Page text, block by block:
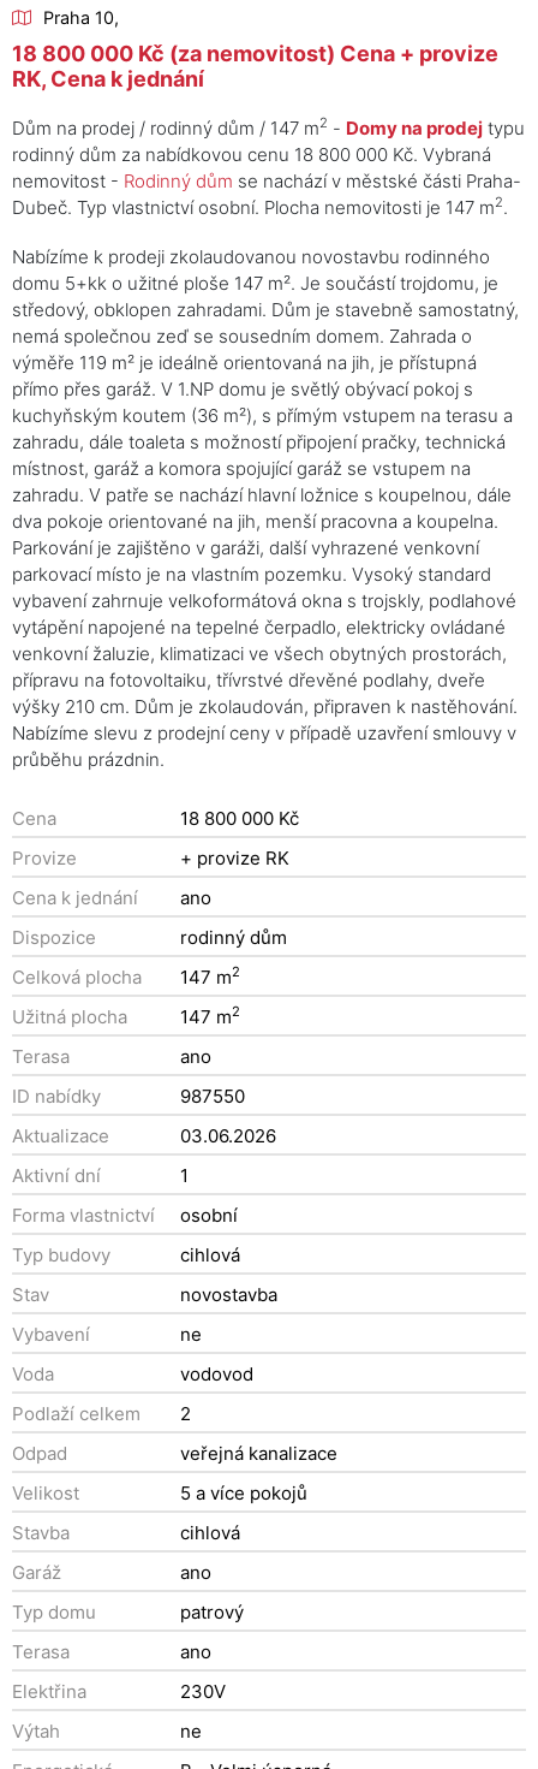
Praha 10,
18 800 000 Kč (za nemovitost) Cena + provize
RK, Cena k jednání
Dům na prodej / rodinný dům / 147 m2 - Domy na prodej typu
rodinný dům za nabídkovou cenu 18 800 000 Kč. Vybraná
nemovitost - Rodinný dům se nachází v městské části Praha-
Dubeč. Typ vlastnictví osobní. Plocha nemovitosti je 147 m2.
Nabízíme k prodeji zkolaudovanou novostavbu rodinného
domu 5+kk o užitné ploše 147 m². Je součástí trojdomu, je
středový, obklopen zahradami. Dům je stavebně samostatný,
nemá společnou zeď se sousedním domem. Zahrada o
výměře 119 m² je ideálně orientovaná na jih, je přístupná
přímo přes garáž. V 1.NP domu je světlý obývací pokoj s
kuchyňským koutem (36 m²), s přímým vstupem na terasu a
zahradu, dále toaleta s možností připojení pračky, technická
místnost, garáž a komora spojující garáž se vstupem na
zahradu. V patře se nachází hlavní ložnice s koupelnou, dále
dva pokoje orientované na jih, menší pracovna a koupelna.
Parkování je zajištěno v garáži, další vyhrazené venkovní
parkovací místo je na vlastním pozemku. Vysoký standard
vybavení zahrnuje velkoformátová okna s trojskly, podlahové
vytápění napojené na tepelné čerpadlo, elektricky ovládané
venkovní žaluzie, klimatizaci ve všech obytných prostorách,
přípravu na fotovoltaiku, třívrstvé dřevěné podlahy, dveře
výšky 210 cm. Dům je zkolaudován, připraven k nastěhování.
Nabízíme slevu z prodejní ceny v případě uzavření smlouvy v
průběhu prázdnin.
Cena
18 800 000 Kč
Provize
+ provize RK
Cena k jednání
ano
Dispozice
rodinný dům
Celková plocha
147 m2
Užitná plocha 147 m2
Terasa
ano
ID nabídky
987550
Aktualizace
03.06.2026
Aktivní dní
1
Forma vlastnictví
osobní
Typ budovy
cihlová
Stav
novostavba
Vybavení
ne
Voda
vodovod
Podlaží celkem
2
Odpad
veřejná kanalizace
Velikost
5 a více pokojů
Stavba
cihlová
Garáž
ano
Typ domu
patrový
Terasa
ano
Elektřina
230V
Výtah
ne